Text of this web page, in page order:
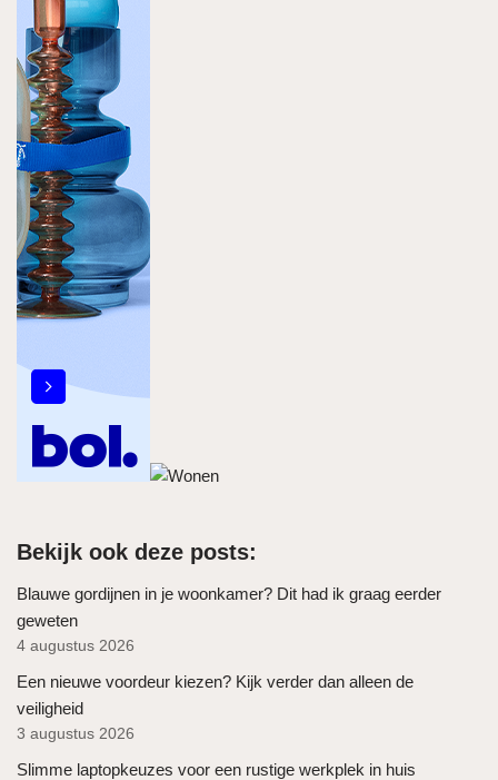
Bekijk ook deze posts:
Blauwe gordijnen in je woonkamer? Dit had ik graag eerder
geweten
4 augustus 2026
Een nieuwe voordeur kiezen? Kijk verder dan alleen de
veiligheid
3 augustus 2026
Slimme laptopkeuzes voor een rustige werkplek in huis